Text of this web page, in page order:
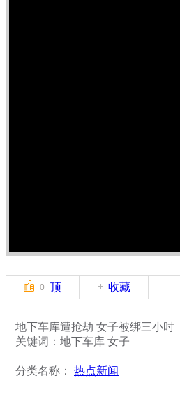
0 顶 收藏
地下车库遭抢劫 女子被绑三小时
关键词：地下车库 女子
分类名称： 热点新闻